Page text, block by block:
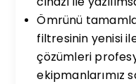
Ömrünü
filtresinin yenisi
çözümleri
ekipmanlarımız